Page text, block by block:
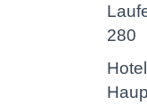
280